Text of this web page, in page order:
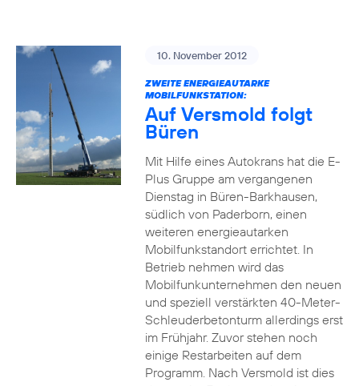
10. November 2012
ZWEITE ENERGIEAUTARKE
MOBILFUNKSTATION:
Auf Versmold folgt
Büren
Mit Hilfe eines Autokrans hat die E-
Plus Gruppe am vergangenen
Dienstag in Büren-Barkhausen,
südlich von Paderborn, einen
weiteren energieautarken
Mobilfunkstandort errichtet. In
Betrieb nehmen wird das
Mobilfunkunternehmen den neuen
und speziell verstärkten 40-Meter-
Schleuderbetonturm allerdings erst
im Frühjahr. Zuvor stehen noch
einige Restarbeiten auf dem
Programm. Nach Versmold ist dies